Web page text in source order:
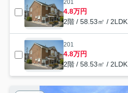
201
4.8万円
2階 / 58.53㎡ / 2LDK
201
4.8万円
2階 / 58.53㎡ / 2LDK